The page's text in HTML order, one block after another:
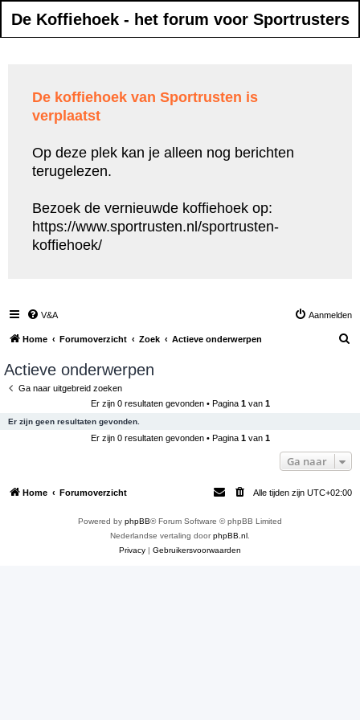
De Koffiehoek - het forum voor Sportrusters
De koffiehoek van Sportrusten is
verplaatst
Op deze plek kan je alleen nog berichten
terugelezen.
Bezoek de vernieuwde koffiehoek op:
https://www.sportrusten.nl/sportrusten-
koffiehoek/
V&A Aanmelden
Home Forumoverzicht Zoek Actieve onderwerpen
Actieve onderwerpen
Ga naar uitgebreid zoeken
Er zijn 0 resultaten gevonden • Pagina 1van 1
Er zijn geen resultaten gevonden.
Er zijn 0 resultaten gevonden • Pagina 1van 1
Ga naar
Home Forumoverzicht Alle tijden zijn UTC+02:00
Powered by phpBB® Forum Software © phpBB Limited
Nederlandse vertaling doorphpBB.nl
Privacy | Gebruikersvoorwaarden